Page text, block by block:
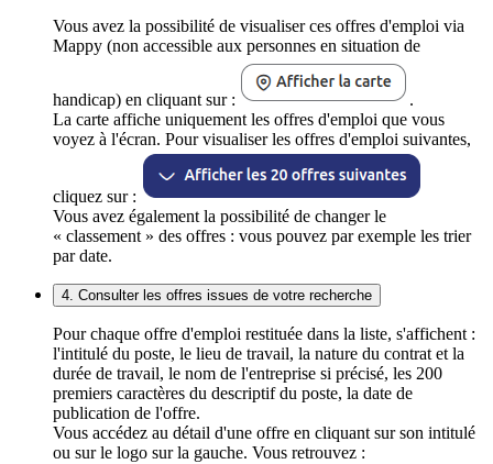
Vous avez la possibilité de visualiser ces offres d'emploi via
Mappy (non accessible aux personnes en situation de
handicap) en cliquant sur :
.
La carte affiche uniquement les offres d'emploi que vous
voyez à l'écran. Pour visualiser les offres d'emploi suivantes,
cliquez sur :
Vous avez également la possibilité de changer le
« classement » des offres : vous pouvez par exemple les trier
par date.
4. Consulter les offres issues de votre recherche
Pour chaque offre d'emploi restituée dans la liste, s'affichent :
l'intitulé du poste, le lieu de travail, la nature du contrat et la
durée de travail, le nom de l'entreprise si précisé, les 200
premiers caractères du descriptif du poste, la date de
publication de l'offre.
Vous accédez au détail d'une offre en cliquant sur son intitulé
ou sur le logo sur la gauche. Vous retrouvez :